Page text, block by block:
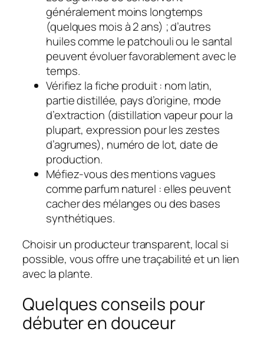
généralement moins longtemps
(quelques mois à 2 ans) ; d’autres
huiles comme le patchouli ou le santal
peuvent évoluer favorablement avec le
temps.
Vérifiez la fiche produit : nom latin,
partie distillée, pays d’origine, mode
d’extraction (distillation vapeur pour la
plupart, expression pour les zestes
d’agrumes), numéro de lot, date de
production.
Méfiez-vous des mentions vagues
commeparfum naturel : elles peuvent
cacher des mélanges ou des bases
synthétiques.
Choisir un producteur transparent, local si
possible, vous offre une traçabilité et un lien
avec la plante.
Quelques conseils pour
débuter en douceur